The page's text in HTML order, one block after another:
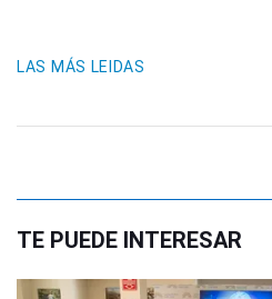
LAS MÁS LEIDAS
TE PUEDE INTERESAR